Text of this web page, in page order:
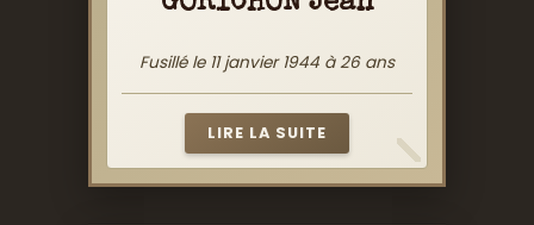
Fusillé le 11 janvier 1944 à 26 ans
LIRE LA SUITE